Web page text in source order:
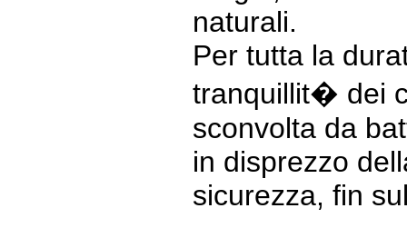
naturali.
Per tutta la
tranquillit� dei
sconvolta da
in disprezzo
sicurezza, fin